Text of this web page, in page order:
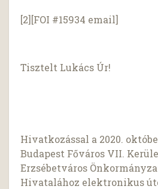
[2][FOI #15934 email]
Tisztelt Lukács Úr!
Hivatkozással a 2020.
Budapest Főváros VII.
Erzsébetváros
Hivatalához elektronikus